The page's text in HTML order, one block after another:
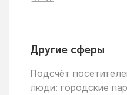
Другие сферы
Подсчёт
люди: городские